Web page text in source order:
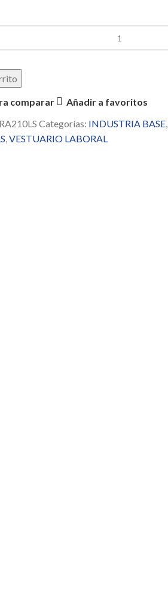
comparar
Añadir a favoritos
Categorías: INDUSTRIA BASE,
,VESTUARIO LABORAL